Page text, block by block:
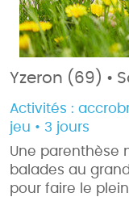
Yzeron (69) •
Activités :
jeu • 3 jours
Une parenthèse
balades au
pour faire le